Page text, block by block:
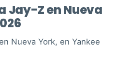
Jay-Z en Nueva
Nueva York, en Yankee